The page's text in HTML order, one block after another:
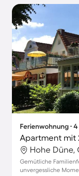
Ferienwohnung ∙
Apartment mit
Hohe Düne,
Gemütliche
unvergessliche